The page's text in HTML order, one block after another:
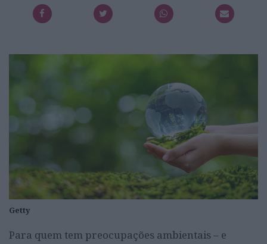
Getty
Para quem tem preocupações ambientais – e